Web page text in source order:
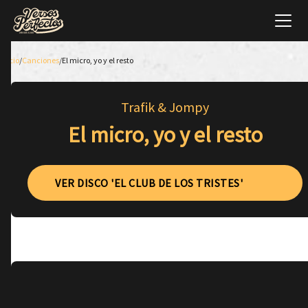
Inicio/Canciones/El micro, yo y el resto
Trafik & Jompy
El micro, yo y el resto
VER DISCO 'EL CLUB DE LOS TRISTES'